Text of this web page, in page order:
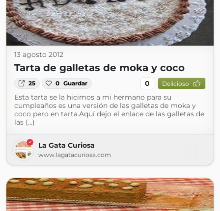
13 agosto 2012
Tarta de galletas de moka y coco
25 0 Guardar 0 Delicioso
Esta tarta se la hicimos a mi hermano para su
cumpleaños es una versión de las galletas de moka y
coco pero en tarta.Aquí dejo el enlace de las galletas de
las (...)
La Gata Curiosa
www.lagatacuriosa.com